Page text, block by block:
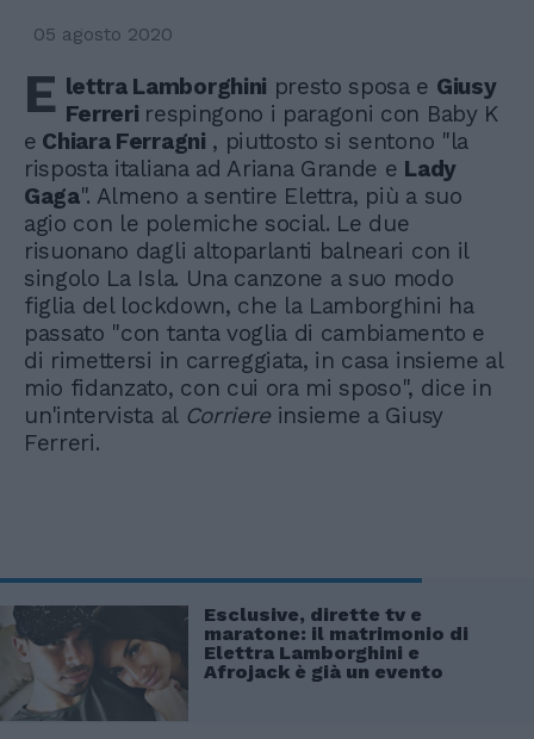
05 agosto 2020
E lettra Lamborghini presto sposa e Giusy
Ferreri respingono i paragoni con Baby K
e Chiara Ferragni , piuttosto si sentono "la
risposta italiana ad Ariana Grande e Lady
Gaga". Almeno a sentire Elettra, più a suo
agio con le polemiche social. Le due
risuonano dagli altoparlanti balneari con il
singolo La Isla. Una canzone a suo modo
figlia del lockdown, che la Lamborghini ha
passato "con tanta voglia di cambiamento e
di rimettersi in carreggiata, in casa insieme al
mio fidanzato, con cui ora mi sposo", dice in
un'intervista al Corriere insieme a Giusy
Ferreri.
Esclusive, dirette tv e
maratone: il matrimonio di
Elettra Lamborghini e
Afrojack è già un evento